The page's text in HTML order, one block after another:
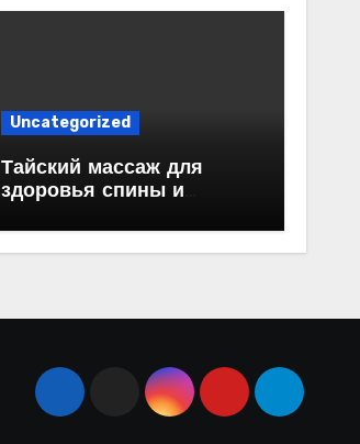
Uncategorized
Тайский массаж для
здоровья спины и